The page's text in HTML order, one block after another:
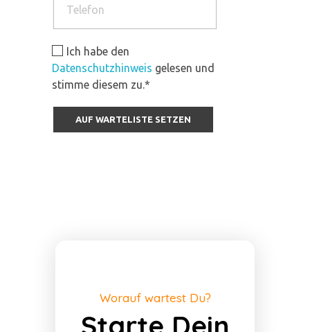
Ich habe den
Datenschutzhinweis gelesen und
stimme diesem zu.*
Worauf wartest Du?